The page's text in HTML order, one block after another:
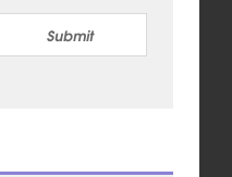
Submit